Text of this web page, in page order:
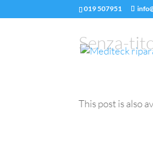
019 507951
Senza-
This post is also